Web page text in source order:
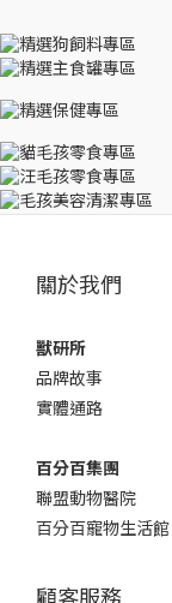
關於我們
獸研所
品牌故事
實體通路
百分百集團
聯盟動物醫院
百分百寵物生活館
顧客服務